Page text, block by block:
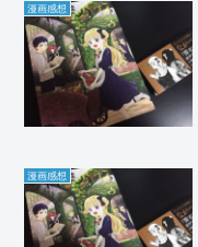
漫画感想
漫画感想